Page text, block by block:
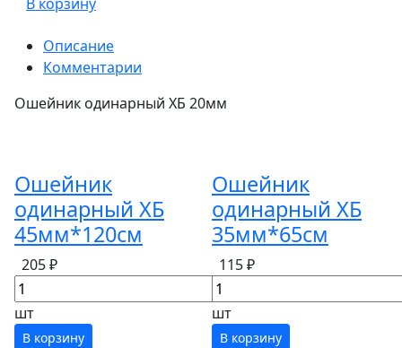
Описание
Комментарии
Ошейник одинарный ХБ 20мм
Ошейник
одинарный ХБ
45мм*120см
205 ₽
шт
В корзину
Ошейник
одинарный ХБ
35мм*65см
115 ₽
шт
В корзину